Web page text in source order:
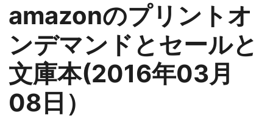
amazonのプリントオ
ンデマンドとセールと
文庫本(2016年03月
08日）